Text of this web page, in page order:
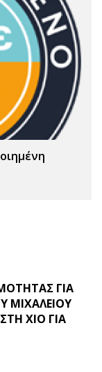
ΓΙΑ
ΧΙΟ ΓΙΑ